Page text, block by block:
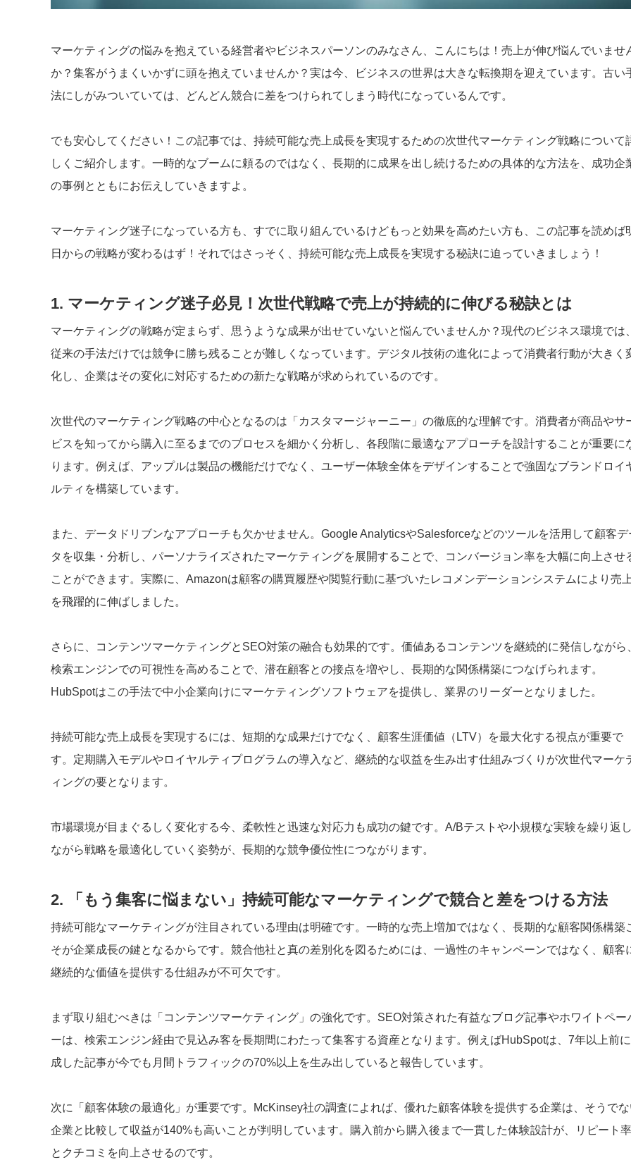
マーケティングの悩みを抱えている経営者やビジネスパーソンのみなさん、こんにちは！売上が伸び悩んでいませ
か？集客がうまくいかずに頭を抱えていませんか？実は今、ビジネスの世界は大きな転換期を迎えています。古い
法にしがみついていては、どんどん競合に差をつけられてしまう時代になっているんです。
でも安心してください！この記事では、持続可能な売上成長を実現するための次世代マーケティング戦略について
しくご紹介します。一時的なブームに頼るのではなく、長期的に成果を出し続けるための具体的な方法を、成功企
の事例とともにお伝えしていきますよ。
マーケティング迷子になっている方も、すでに取り組んでいるけどもっと効果を高めたい方も、この記事を読めば
日からの戦略が変わるはず！それではさっそく、持続可能な売上成長を実現する秘訣に迫っていきましょう！
1. マーケティング迷子必見！次世代戦略で売上が持続的に伸びる秘訣とは
マーケティングの戦略が定まらず、思うような成果が出せていないと悩んでいませんか？現代のビジネス環境では、
従来の手法だけでは競争に勝ち残ることが難しくなっています。デジタル技術の進化によって消費者行動が大きく
化し、企業はその変化に対応するための新たな戦略が求められているのです。
次世代のマーケティング戦略の中心となるのは「カスタマージャーニー」の徹底的な理解です。消費者が商品やサ
ビスを知ってから購入に至るまでのプロセスを細かく分析し、各段階に最適なアプローチを設計することが重要に
ります。例えば、アップルは製品の機能だけでなく、ユーザー体験全体をデザインすることで強固なブランドロイ
ルティを構築しています。
また、データドリブンなアプローチも欠かせません。Google AnalyticsやSalesforceなどのツールを活用して顧客デ
タを収集・分析し、パーソナライズされたマーケティングを展開することで、コンバージョン率を大幅に向上させ
ことができます。実際に、Amazonは顧客の購買履歴や閲覧行動に基づいたレコメンデーションシステムにより売上
を飛躍的に伸ばしました。
さらに、コンテンツマーケティングとSEO対策の融合も効果的です。価値あるコンテンツを継続的に発信しながら
検索エンジンでの可視性を高めることで、潜在顧客との接点を増やし、長期的な関係構築につなげられます。
HubSpotはこの手法で中小企業向けにマーケティングソフトウェアを提供し、業界のリーダーとなりました。
持続可能な売上成長を実現するには、短期的な成果だけでなく、顧客生涯価値（LTV）を最大化する視点が重要で
す。定期購入モデルやロイヤルティプログラムの導入など、継続的な収益を生み出す仕組みづくりが次世代マーケ
ィングの要となります。
市場環境が目まぐるしく変化する今、柔軟性と迅速な対応力も成功の鍵です。A/Bテストや小規模な実験を繰り返し
ながら戦略を最適化していく姿勢が、長期的な競争優位性につながります。
2. 「もう集客に悩まない」持続可能なマーケティングで競合と差をつける方法
持続可能なマーケティングが注目されている理由は明確です。一時的な売上増加ではなく、長期的な顧客関係構築
そが企業成長の鍵となるからです。競合他社と真の差別化を図るためには、一過性のキャンペーンではなく、顧客
継続的な価値を提供する仕組みが不可欠です。
まず取り組むべきは「コンテンツマーケティング」の強化です。SEO対策された有益なブログ記事やホワイトペー
ーは、検索エンジン経由で見込み客を長期間にわたって集客する資産となります。例えばHubSpotは、7年以上前
成した記事が今でも月間トラフィックの70%以上を生み出していると報告しています。
次に「顧客体験の最適化」が重要です。McKinsey社の調査によれば、優れた顧客体験を提供する企業は、そうでな
企業と比較して収益が140%も高いことが判明しています。購入前から購入後まで一貫した体験設計が、リピート率
とクチコミを向上させるのです。